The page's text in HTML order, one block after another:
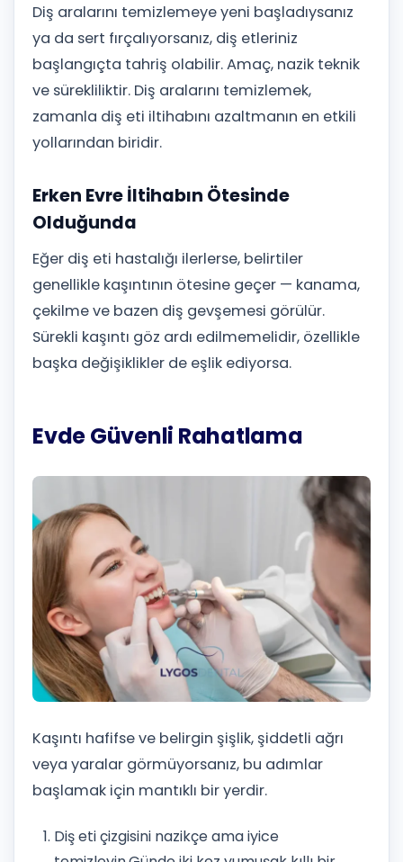
Diş aralarını temizlemeye yeni başladıysanız
ya da sert fırçalıyorsanız, diş etleriniz
başlangıçta tahriş olabilir. Amaç, nazik teknik
ve sürekliliktir. Diş aralarını temizlemek,
zamanla diş eti iltihabını azaltmanın en etkili
yollarından biridir.
Erken Evre İltihabın Ötesinde
Olduğunda
Eğer diş eti hastalığı ilerlerse, belirtiler
genellikle kaşıntının ötesine geçer — kanama,
çekilme ve bazen diş gevşemesi görülür.
Sürekli kaşıntı göz ardı edilmemelidir, özellikle
başka değişiklikler de eşlik ediyorsa.
Evde Güvenli Rahatlama
Kaşıntı hafifse ve belirgin şişlik, şiddetli ağrı
veya yaralar görmüyorsanız, bu adımlar
başlamak için mantıklı bir yerdir.
Diş eti çizgisini nazikçe ama iyice